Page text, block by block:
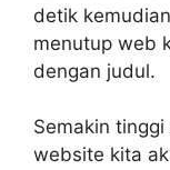
detik
menutup web
dengan judul.
Semakin
website kita